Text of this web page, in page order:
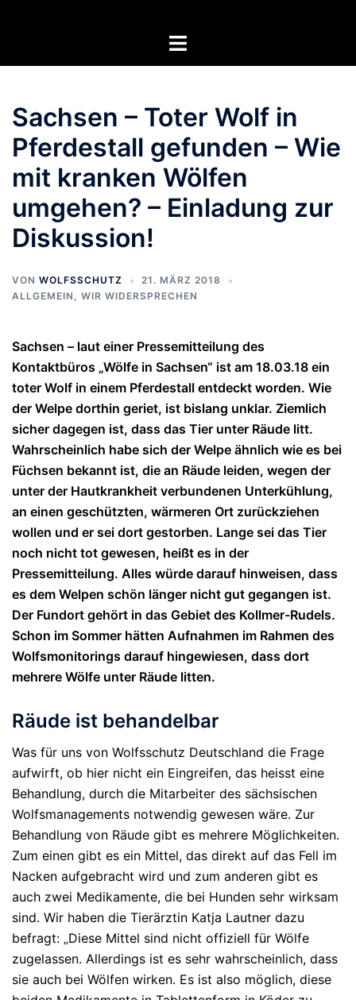
Menü
Sachsen – Toter Wolf in
Pferdestall gefunden – Wie
mit kranken Wölfen
umgehen? – Einladung zur
Diskussion!
VON WOLFSSCHUTZ
21. MÄRZ 2018
ALLGEMEIN , WIR WIDERSPRECHEN
Sachsen – laut einer Pressemitteilung des
Kontaktbüros „Wölfe in Sachsen“ ist am 18.03.18 ein
toter Wolf in einem Pferdestall entdeckt worden. Wie
der Welpe dorthin geriet, ist bislang unklar. Ziemlich
sicher dagegen ist, dass das Tier unter Räude litt.
Wahrscheinlich habe sich der Welpe ähnlich wie es bei
Füchsen bekannt ist, die an Räude leiden, wegen der
unter der Hautkrankheit verbundenen Unterkühlung,
an einen geschützten, wärmeren Ort zurückziehen
wollen und er sei dort gestorben. Lange sei das Tier
noch nicht tot gewesen, heißt es in der
Pressemitteilung. Alles würde darauf hinweisen, dass
es dem Welpen schön länger nicht gut gegangen ist.
Der Fundort gehört in das Gebiet des Kollmer-Rudels.
Schon im Sommer hätten Aufnahmen im Rahmen des
Wolfsmonitorings darauf hingewiesen, dass dort
mehrere Wölfe unter Räude litten.
Räude ist behandelbar
Was für uns von Wolfsschutz Deutschland die Frage
aufwirft, ob hier nicht ein Eingreifen, das heisst eine
Behandlung, durch die Mitarbeiter des sächsischen
Wolfsmanagements notwendig gewesen wäre. Zur
Behandlung von Räude gibt es mehrere Möglichkeiten.
Zum einen gibt es ein Mittel, das direkt auf das Fell im
Nacken aufgebracht wird und zum anderen gibt es
auch zwei Medikamente, die bei Hunden sehr wirksam
sind. Wir haben die Tierärztin Katja Lautner dazu
befragt: „Diese Mittel sind nicht offiziell für Wölfe
zugelassen. Allerdings ist es sehr wahrscheinlich, dass
sie auch bei Wölfen wirken. Es ist also möglich, diese